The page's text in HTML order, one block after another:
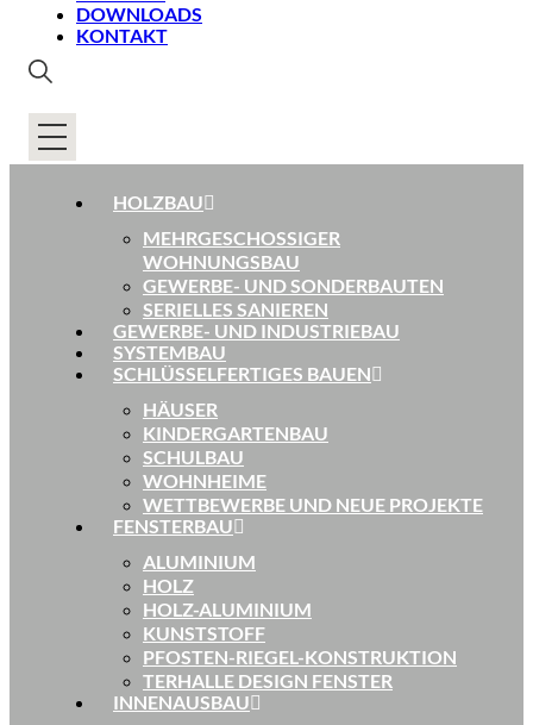
DOWNLOADS
KONTAKT
HOLZBAU
MEHRGESCHOSSIGER
WOHNUNGSBAU
GEWERBE- UND SONDERBAUTEN
SERIELLES SANIEREN
GEWERBE- UND INDUSTRIEBAU
SYSTEMBAU
SCHLÜSSELFERTIGES BAUEN
HÄUSER
KINDERGARTENBAU
SCHULBAU
WOHNHEIME
WETTBEWERBE UND NEUE PROJEKTE
FENSTERBAU
ALUMINIUM
HOLZ
HOLZ-ALUMINIUM
KUNSTSTOFF
PFOSTEN-RIEGEL-KONSTRUKTION
TERHALLE DESIGN FENSTER
INNENAUSBAU